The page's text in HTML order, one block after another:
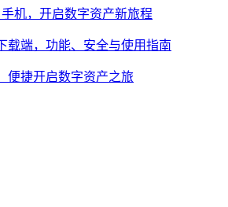
机，开启数字资产新旅程
载端，功能、安全与使用指南
便捷开启数字资产之旅